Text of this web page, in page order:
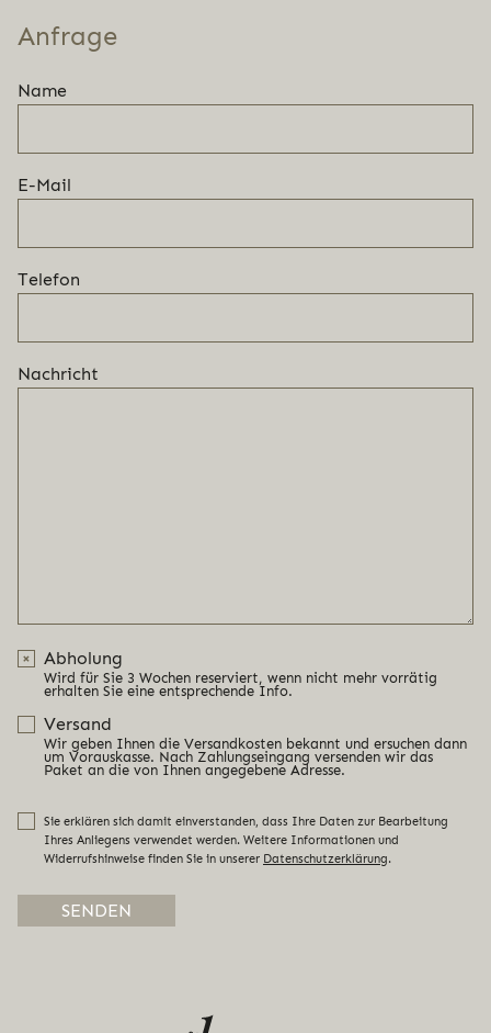
Anfrage
Name
E-Mail
Telefon
Nachricht
Abholung
Wird für Sie 3 Wochen reserviert, wenn nicht mehr vorrätig
erhalten Sie eine entsprechende Info.
Versand
Wir geben Ihnen die Versandkosten bekannt und ersuchen dann
um Vorauskasse. Nach Zahlungseingang versenden wir das
Paket an die von Ihnen angegebene Adresse.
Sie erklären sich damit einverstanden, dass Ihre Daten zur Bearbeitung
Ihres Anliegens verwendet werden. Weitere Informationen und
Widerrufshinweise finden Sie in unserer Datenschutzerklärung.